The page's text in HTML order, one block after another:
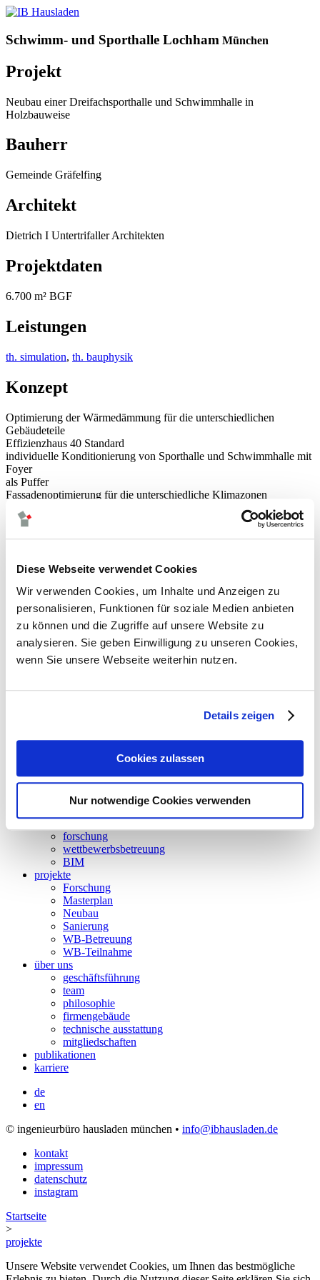
Diese Webseite verwendet Cookies
Wir verwenden Cookies, um Inhalte und Anzeigen zu
personalisieren, Funktionen für soziale Medien anbieten
zu können und die Zugriffe auf unsere Website zu
analysieren. Sie geben Einwilligung zu unseren Cookies,
wenn Sie unsere Webseite weiterhin nutzen.
Details zeigen
Cookies zulassen
Nur notwendige Cookies verwenden
Schwimm- und Sporthalle Lochham München
Projekt
Neubau einer Dreifachsporthalle und Schwimmhalle in
Holzbauweise
Bauherr
Gemeinde Gräfelfing
Architekt
Dietrich I Untertrifaller Architekten
Projektdaten
6.700 m² BGF
Leistungen
th. simulation, th. bauphysik
Konzept
Optimierung der Wärmedämmung für die unterschiedlichen
Gebäudeteile
Effizienzhaus 40 Standard
individuelle Konditionierung von Sporthalle und Schwimmhalle mit
Foyer
als Puffer
Fassadenoptimierung für die unterschiedliche Klimazonen
PV-Anlage für die Stromerzeugung
reduziert
Bildrechte / Bildnachweis
© Dietrich | Untertrifaller Architekten
neuigkeiten
tga-planung
thermische simulation
energieaudit
strömungssimulation
besonnung und tageslicht
nachhaltigkeit
forschung
wettbewerbsbetreuung
BIM
projekte
Forschung
Masterplan
Neubau
Sanierung
WB-Betreuung
WB-Teilnahme
über uns
geschäftsführung
team
philosophie
firmengebäude
technische ausstattung
mitgliedschaften
publikationen
karriere
de
en
© ingenieurbüro hausladen münchen • info@ibhausladen.de
kontakt
impressum
datenschutz
instagram
Startseite
>
projekte
Unsere Website verwendet Cookies, um Ihnen das bestmögliche